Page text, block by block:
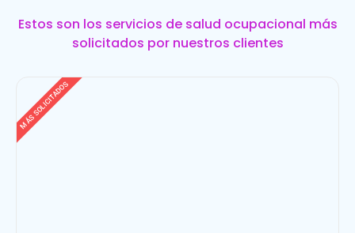
Estos son los servicios de salud ocupacional más
solicitados por nuestros clientes
MÁS SOLICITADOS